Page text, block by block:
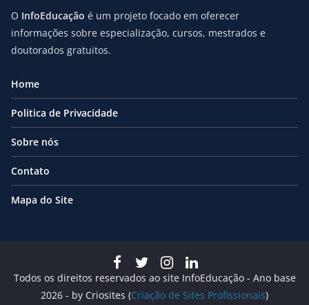
O InfoEducação é um projeto focado em oferecer
informações sobre especialização, cursos, mestrados e
doutorados gratuitos.
Home
Politica de Privacidade
Sobre nós
Contato
Mapa do Site
Todos os direitos reservados ao site InfoEducação - Ano base
2026 - by Criosites (Criação de Sites Profissionais)